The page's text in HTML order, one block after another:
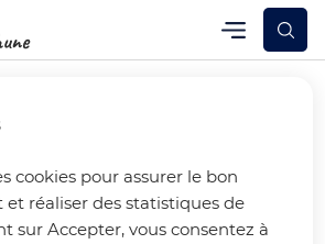
cookies pour assurer le bon
réaliser des statistiques de
sur Accepter, vous consentez à
principal
Skip to
site
map
Menu principal
Menu